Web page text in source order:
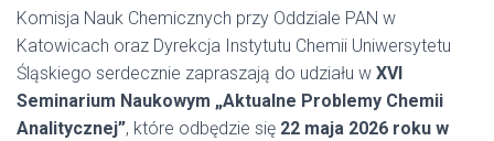
Komisja Nauk Chemicznych przy Oddziale PAN w
Katowicach oraz Dyrekcja Instytutu Chemii Uniwersytetu
Śląskiego serdecznie zapraszają do udziału w XVI
Seminarium Naukowym „Aktualne Problemy Chemii
Analitycznej”, które odbędzie się 22 maja 2026 roku w